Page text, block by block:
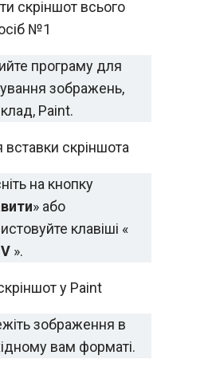
програму для
зображень,
Paint.
на кнопку
» або
клавіші «
».
зображення в
вам форматі.